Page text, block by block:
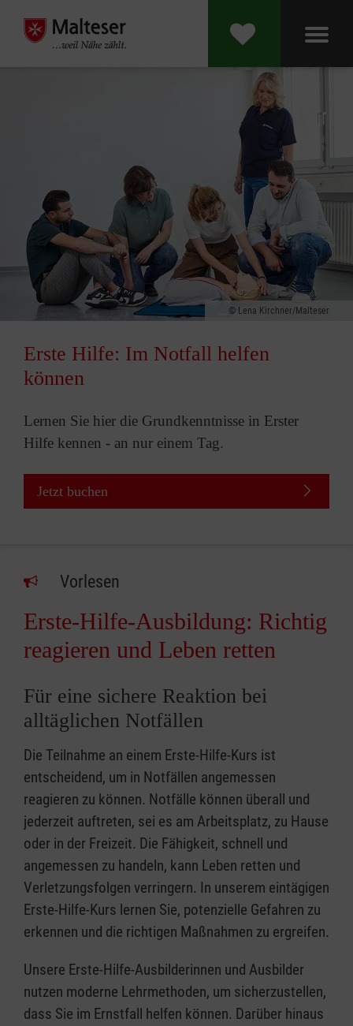
Lena Kirchner/Malteser
Erste Hilfe: Im Notfall helfen
können
Lernen Sie hier die Grundkenntnisse in Erster
Hilfe kennen - an nur einem Tag.
Jetzt buchen
Vorlesen
Erste-Hilfe-Ausbildung: Richtig
reagieren und Leben retten
Für eine sichere Reaktion bei
alltäglichen Notfällen
Die Teilnahme an einem Erste-Hilfe-Kurs ist
entscheidend, um in Notfällen angemessen
reagieren zu können. Notfälle können überall und
jederzeit auftreten, sei es am Arbeitsplatz, zu Hause
oder in der Freizeit. Die Fähigkeit, schnell und
angemessen zu handeln, kann Leben retten und
Verletzungsfolgen verringern. In unserem eintägigen
Erste-Hilfe-Kurs lernen Sie, potenzielle Gefahren zu
erkennen und die richtigen Maßnahmen zu ergreifen.
Unsere Erste-Hilfe-Ausbilderinnen und Ausbilder
nutzen moderne Lehrmethoden, um sicherzustellen,
dass Sie im Ernstfall helfen können. Darüber hinaus